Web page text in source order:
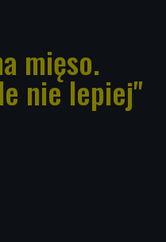
mięso.
nie lepiej"